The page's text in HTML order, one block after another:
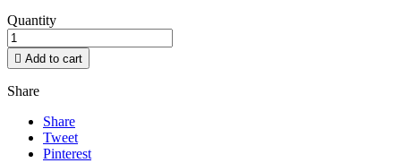
Quantity
 Add to cart
Share
Share
Tweet
Pinterest